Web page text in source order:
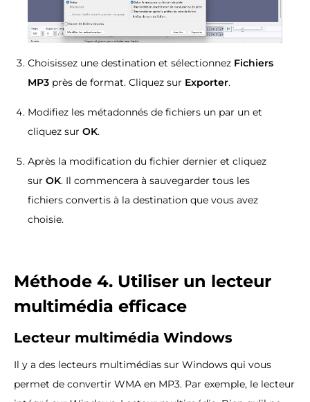
Choisissez une destination et sélectionnez Fichiers
MP3 près de format. Cliquez sur Exporter.
Modifiez les métadonnés de fichiers un par un et
cliquez sur OK.
Après la modification du fichier dernier et cliquez
sur OK. Il commencera à sauvegarder tous les
fichiers convertis à la destination que vous avez
choisie.
Méthode 4. Utiliser un lecteur
multimédia efficace
Lecteur multimédia Windows
Il y a des lecteurs multimédias sur Windows qui vous
permet de convertir WMA en MP3. Par exemple, le lecteur